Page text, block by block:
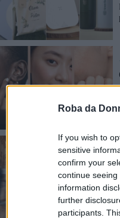
Roba da
If you wish to
sensitive
confirm your
continue
information
further
participants.